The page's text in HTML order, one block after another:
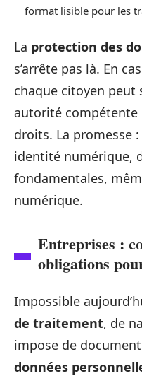
format lisible pour les
La protection des
s’arrête pas là. En
chaque citoyen peut
autorité compétente
droits. La promesse
identité numérique,
fondamentales,
numérique.
Entreprises :
obligations
Impossible
de traitement, de
impose de
données